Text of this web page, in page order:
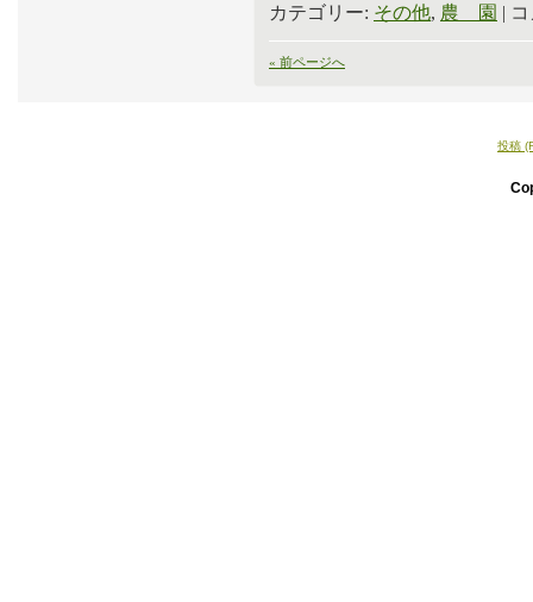
カテゴリー: その他, 農 園 |
« 前ページへ
投稿